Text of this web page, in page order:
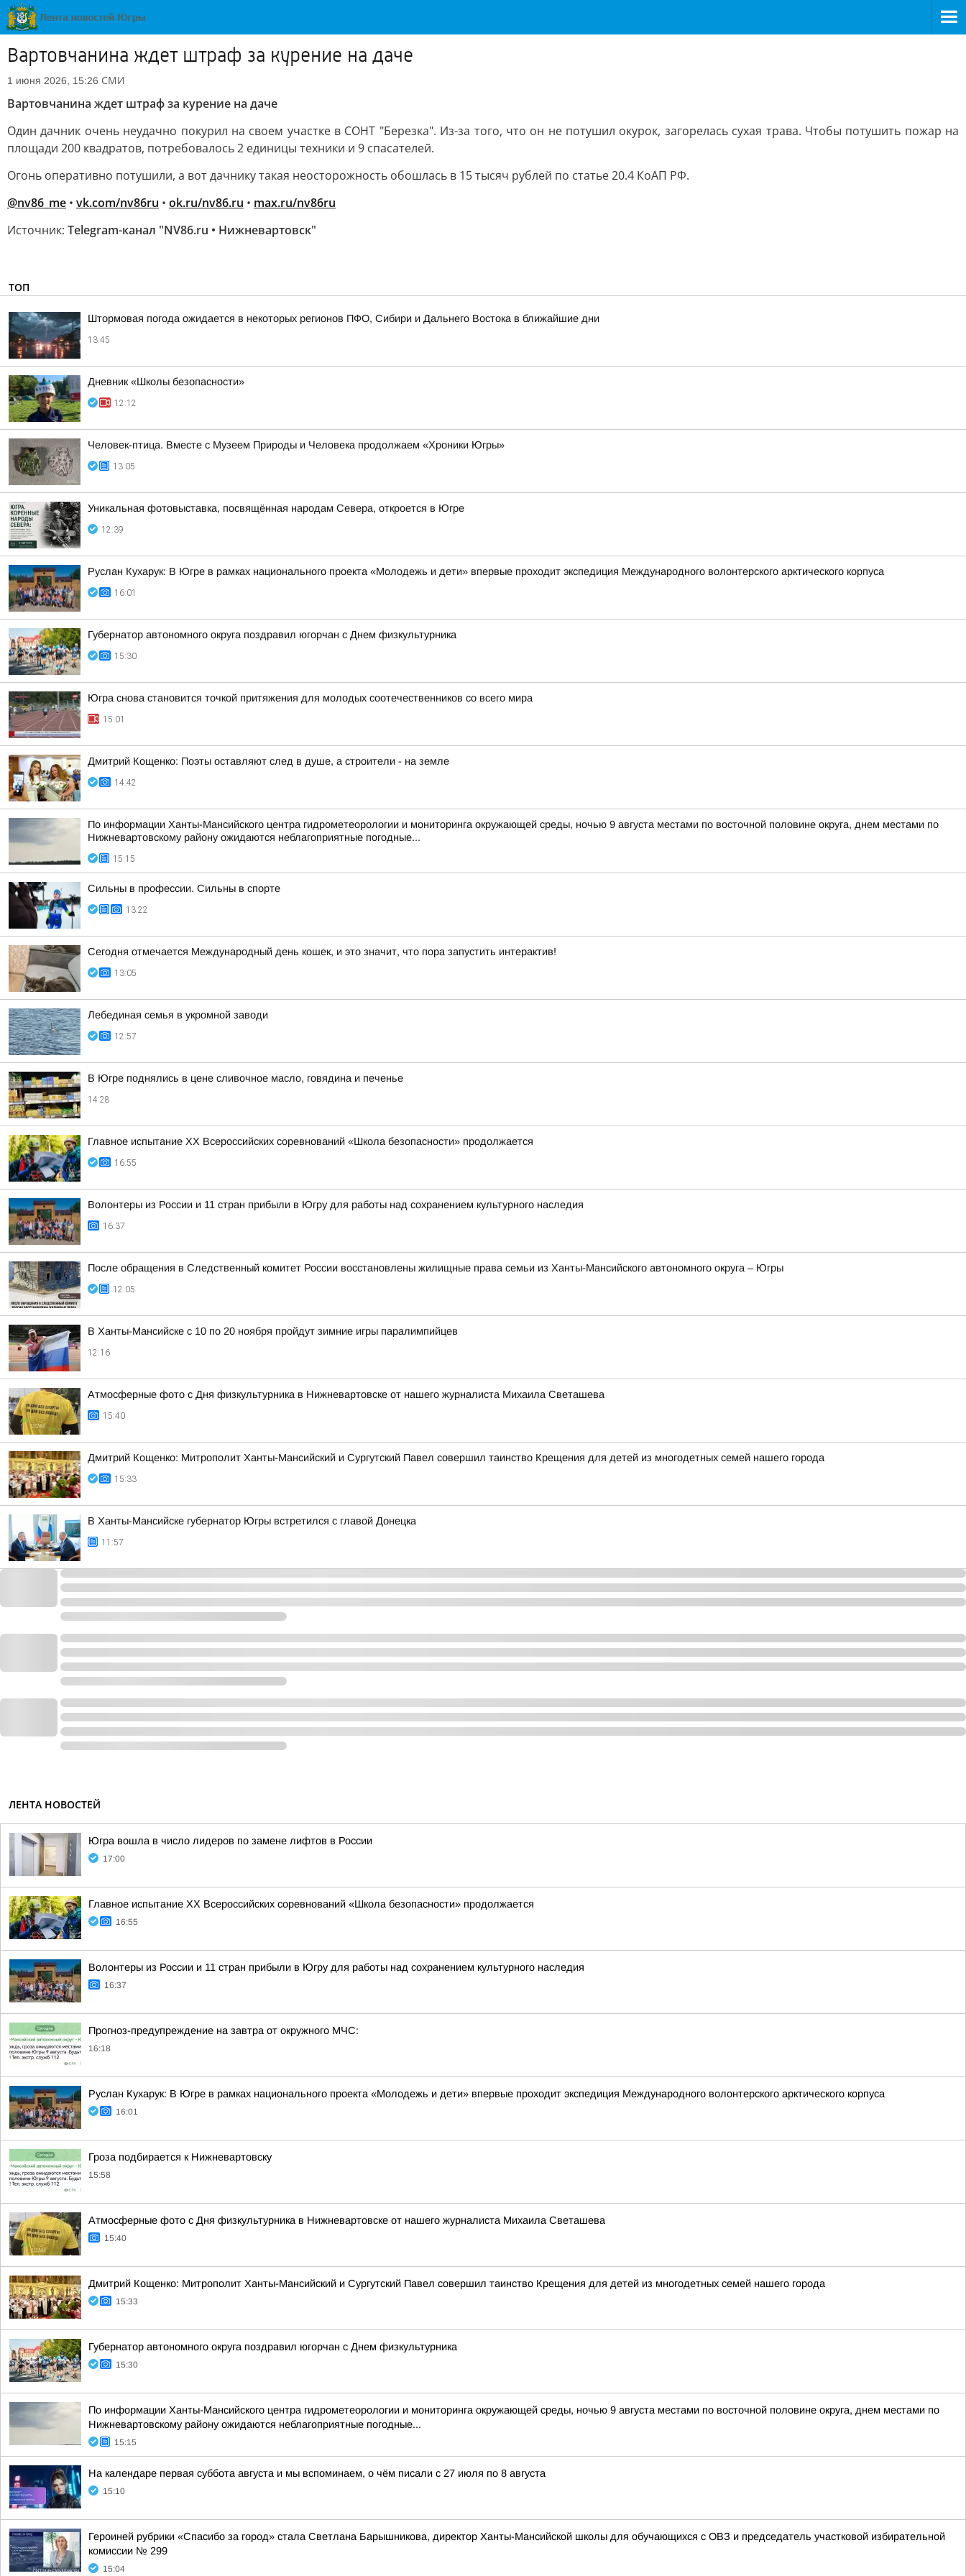
Вартовчанина ждет штраф за курение на даче
1 июня 2026, 15:26 СМИ
Вартовчанина ждет штраф за курение на даче
Один дачник очень неудачно покурил на своем участке в СОНТ "Березка". Из-за того, что он не потушил окурок, загорелась сухая трава. Чтобы потушить пожар на
площади 200 квадратов, потребовалось 2 единицы техники и 9 спасателей.
Огонь оперативно потушили, а вот дачнику такая неосторожность обошлась в 15 тысяч рублей по статье 20.4 КоАП РФ.
@nv86_me • vk.com/nv86ru • ok.ru/nv86.ru • max.ru/nv86ru
Источник: Telegram-канал "NV86.ru • Нижневартовск"
ТОП
Штормовая погода ожидается в некоторых регионов ПФО, Сибири и Дальнего Востока в ближайшие дни
13:45
Дневник «Школы безопасности»
12:12
Человек-птица. Вместе с Музеем Природы и Человека продолжаем «Хроники Югры»
13:05
Уникальная фотовыставка, посвящённая народам Севера, откроется в Югре
12:39
Руслан Кухарук: В Югре в рамках национального проекта «Молодежь и дети» впервые проходит экспедиция Международного волонтерского арктического корпуса
16:01
Губернатор автономного округа поздравил югорчан с Днем физкультурника
15:30
Югра снова становится точкой притяжения для молодых соотечественников со всего мира
15:01
Дмитрий Кощенко: Поэты оставляют след в душе, а строители - на земле
14:42
По информации Ханты-Мансийского центра гидрометеорологии и мониторинга окружающей среды, ночью 9 августа местами по восточной половине округа, днем местами по
Нижневартовскому району ожидаются неблагоприятные погодные...
15:15
Сильны в профессии. Сильны в спорте
13:22
Сегодня отмечается Международный день кошек, и это значит, что пора запустить интерактив!
13:05
Лебединая семья в укромной заводи
12:57
В Югре поднялись в цене сливочное масло, говядина и печенье
14:28
Главное испытание XX Всероссийских соревнований «Школа безопасности» продолжается
16:55
Волонтеры из России и 11 стран прибыли в Югру для работы над сохранением культурного наследия
16:37
После обращения в Следственный комитет России восстановлены жилищные права семьи из Ханты-Мансийского автономного округа – Югры
12:05
В Ханты-Мансийске с 10 по 20 ноября пройдут зимние игры паралимпийцев
12:16
Атмосферные фото с Дня физкультурника в Нижневартовске от нашего журналиста Михаила Светашева
15:40
Дмитрий Кощенко: Митрополит Ханты-Мансийский и Сургутский Павел совершил таинство Крещения для детей из многодетных семей нашего города
15:33
В Ханты-Мансийске губернатор Югры встретился с главой Донецка
11:57
ЛЕНТА НОВОСТЕЙ
Югра вошла в число лидеров по замене лифтов в России
17:00
Главное испытание XX Всероссийских соревнований «Школа безопасности» продолжается
16:55
Волонтеры из России и 11 стран прибыли в Югру для работы над сохранением культурного наследия
16:37
Прогноз-предупреждение на завтра от окружного МЧС:
16:18
Руслан Кухарук: В Югре в рамках национального проекта «Молодежь и дети» впервые проходит экспедиция Международного волонтерского арктического корпуса
16:01
Гроза подбирается к Нижневартовску
15:58
Атмосферные фото с Дня физкультурника в Нижневартовске от нашего журналиста Михаила Светашева
15:40
Дмитрий Кощенко: Митрополит Ханты-Мансийский и Сургутский Павел совершил таинство Крещения для детей из многодетных семей нашего города
15:33
Губернатор автономного округа поздравил югорчан с Днем физкультурника
15:30
По информации Ханты-Мансийского центра гидрометеорологии и мониторинга окружающей среды, ночью 9 августа местами по восточной половине округа, днем местами по
Нижневартовскому району ожидаются неблагоприятные погодные...
15:15
На календаре первая суббота августа и мы вспоминаем, о чём писали с 27 июля по 8 августа
15:10
Героиней рубрики «Спасибо за город» стала Светлана Барышникова, директор Ханты-Мансийской школы для обучающихся с ОВЗ и председатель участковой избирательной
комиссии № 299
15:04